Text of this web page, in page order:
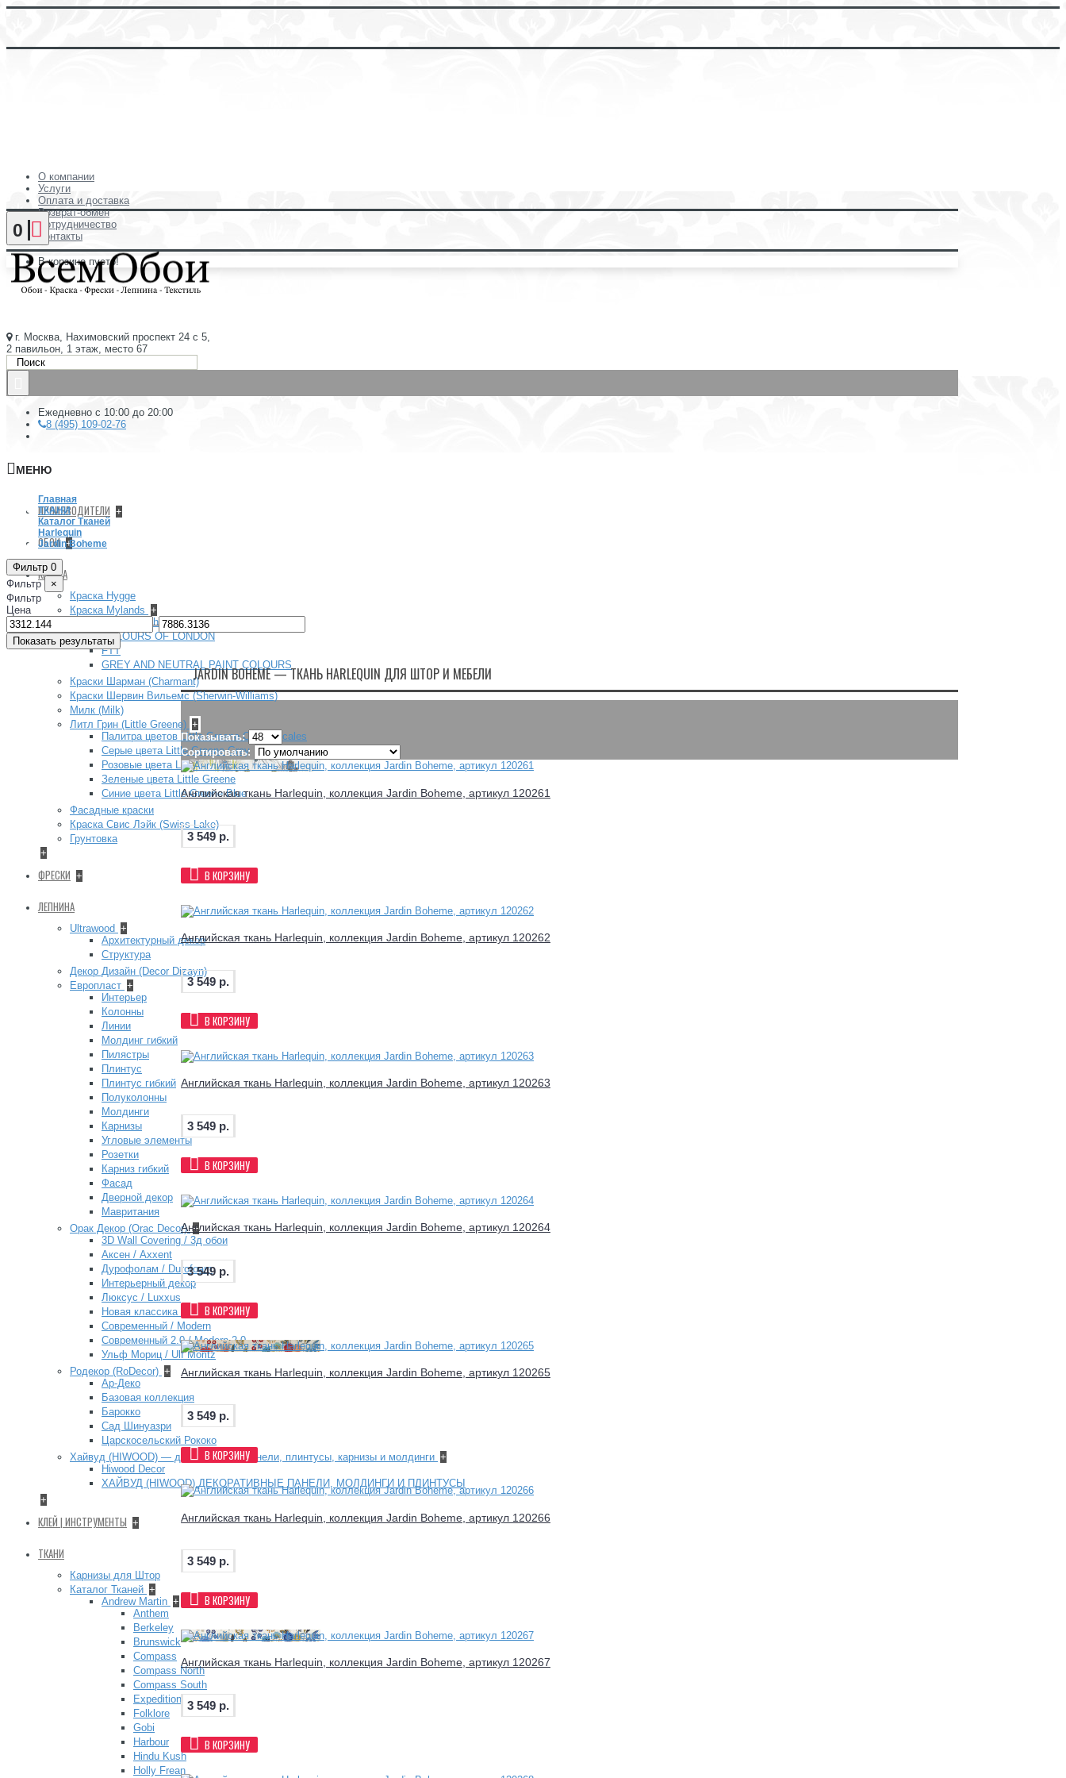
О компании
Услуги
Оплата и доставка
Возврат-обмен
Сотрудничество
Контакты
0
В корзине пусто!
г. Москва, Нахимовский проспект 24 с 5,
2 павильон, 1 этаж, место 67
Ежедневно с 10:00 до 20:00
8 (495) 109-02-76
МЕНЮ
ПРОИЗВОДИТЕЛИ +
ОБОИ +
КРАСКА
Краска Hygge
Краска Mylands +
Архив (Archive) collection
COLOURS OF LONDON
FTT
GREY AND NEUTRAL PAINT COLOURS
Краски Шарман (Charmant)
Краски Шервин Вильемс (Sherwin-Williams)
Милк (Milk)
Литл Грин (Little Greene) +
Палитра цветов Little Greene Colour Scales
Серые цвета Little Greene Grey
Розовые цвета Little Greene Pink
Зеленые цвета Little Greene
Синие цвета Little Greene Blue
Фасадные краски
Краска Свис Лэйк (Swiss Lake)
Грунтовка
+
ФРЕСКИ +
ЛЕПНИНА
Ultrawood +
Архитектурный декор
Структура
Декор Дизайн (Decor Dizayn)
Европласт +
Интерьер
Колонны
Линии
Молдинг гибкий
Пилястры
Плинтус
Плинтус гибкий
Полуколонны
Молдинги
Карнизы
Угловые элементы
Розетки
Карниз гибкий
Фасад
Дверной декор
Мавритания
Орак Декор (Orac Decor) +
3D Wall Covering / 3д обои
Аксен / Axxent
Дурофолам / Durofoam
Интерьерный декор
Люксус / Luxxus
Новая классика / New Classics
Современный / Modern
Современный 2.0 / Modern 2.0
Ульф Мориц / Ulf Moritz
Родекор (RoDecor) +
Ар-Деко
Базовая коллекция
Барокко
Сад Шинуазри
Царскосельский Рококо
Хайвуд (HIWOOD) — декоративные панели, плинтусы, карнизы и молдинги +
Hiwood Decor
ХАЙВУД (HIWOOD) ДЕКОРАТИВНЫЕ ПАНЕЛИ, МОЛДИНГИ И ПЛИНТУСЫ
+
КЛЕЙ | ИНСТРУМЕНТЫ +
ТКАНИ
Карнизы для Штор
Каталог Тканей +
Andrew Martin +
Anthem
Berkeley
Brunswick
Compass
Compass North
Compass South
Expedition
Folklore
Gobi
Harbour
Hindu Kush
Holly Frean
Главная
ТКАНИ
Каталог Тканей
Harlequin
Jardin Boheme
Фильтр 0
Фильтр
×
Фильтр
Цена
–
Показать результаты
JARDIN BOHEME — ТКАНЬ HARLEQUIN ДЛЯ ШТОР И МЕБЕЛИ
Показывать:
Сортировать:
Английская ткань Harlequin, коллекция Jardin Boheme, артикул 120261
3 549 р.
В КОРЗИНУ
Английская ткань Harlequin, коллекция Jardin Boheme, артикул 120262
3 549 р.
В КОРЗИНУ
Английская ткань Harlequin, коллекция Jardin Boheme, артикул 120263
3 549 р.
В КОРЗИНУ
Английская ткань Harlequin, коллекция Jardin Boheme, артикул 120264
3 549 р.
В КОРЗИНУ
Английская ткань Harlequin, коллекция Jardin Boheme, артикул 120265
3 549 р.
В КОРЗИНУ
Английская ткань Harlequin, коллекция Jardin Boheme, артикул 120266
3 549 р.
В КОРЗИНУ
Английская ткань Harlequin, коллекция Jardin Boheme, артикул 120267
3 549 р.
В КОРЗИНУ